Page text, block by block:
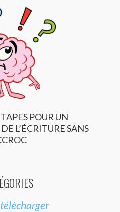
POUR UN
L’ÉCRITURE SANS